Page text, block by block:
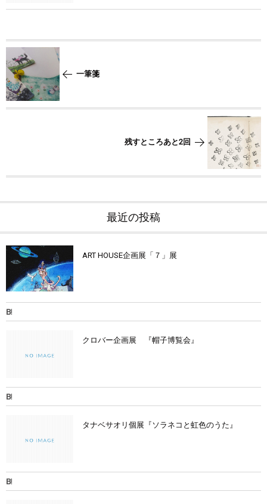
一筆箋
残すところあと2回
最近の投稿
ART HOUSE企画展「７」展
クロバー企画展 『帽子博覧会』
タナベサオリ個展『ソラネコと虹色のうた』